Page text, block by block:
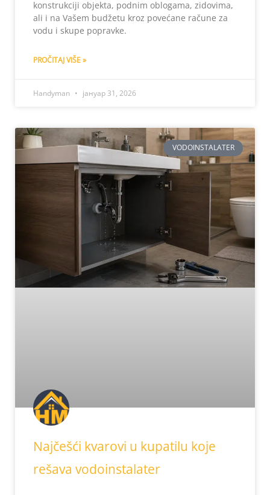
konstrukciji objekta, podnim oblogama, zidovima,
ali i na Vašem budžetu kroz povećane račune za
vodu i skupe popravke.
PROČITAJ VIŠE »
Handyman јануар 31, 2026
VODOINSTALATER
Najčešći kvarovi u kupatilu koje
rešava vodoinstalater